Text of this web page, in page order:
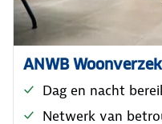
ANWB
Dag en nacht
Netwerk van